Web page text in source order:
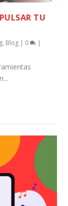
TU
, Blog | 0 |